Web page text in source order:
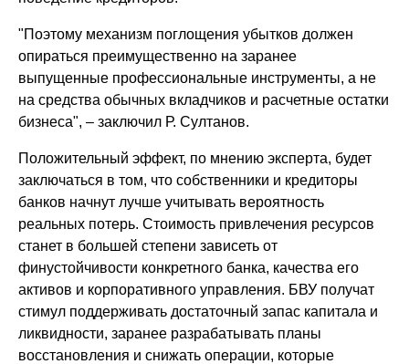
"Поэтому механизм поглощения убытков должен
опираться преимущественно на заранее
выпущенные профессиональные инструменты, а не
на средства обычных вкладчиков и расчетные остатки
бизнеса", – заключил Р. Султанов.
Положительный эффект, по мнению эксперта, будет
заключаться в том, что собственники и кредиторы
банков начнут лучше учитывать вероятность
реальных потерь. Стоимость привлечения ресурсов
станет в большей степени зависеть от
финустойчивости конкретного банка, качества его
активов и корпоративного управления. БВУ получат
стимул поддерживать достаточный запас капитала и
ликвидности, заранее разрабатывать планы
восстановления и снижать операции, которые